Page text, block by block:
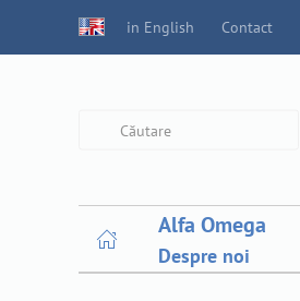
in English Contact
Alfa Omega
Despre noi